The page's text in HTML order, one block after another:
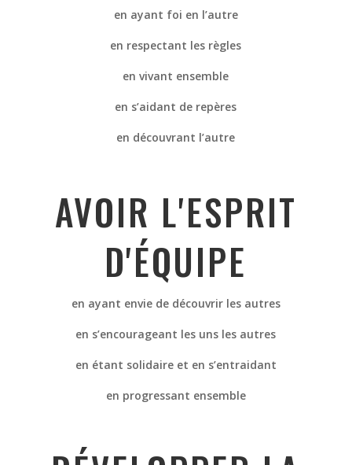
en ayant foi en l’autre
en respectant les règles
en vivant ensemble
en s’aidant de repères
en découvrant l’autre
AVOIR L'ESPRIT
D'ÉQUIPE
en ayant envie de découvrir les autres
en s’encourageant les uns les autres
en étant solidaire et en s’entraidant
en progressant ensemble